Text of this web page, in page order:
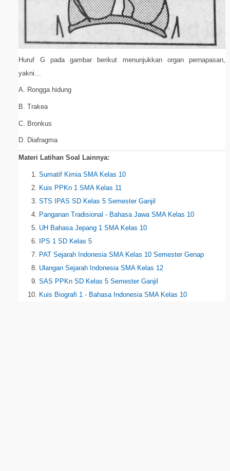
Huruf G pada gambar berikut menunjukkan organ pernapasan,
yakni…
A. Rongga hidung
B. Trakea
C. Bronkus
D. Diafragma
Materi Latihan Soal Lainnya:
Sumatif Kimia SMA Kelas 10
Kuis PPKn 1 SMA Kelas 11
STS IPAS SD Kelas 5 Semester Ganjil
Panganan Tradisional - Bahasa Jawa SMA Kelas 10
UH Bahasa Jepang 1 SMA Kelas 10
IPS 1 SD Kelas 5
PAT Sejarah Indonesia SMA Kelas 10 Semester Genap
Ulangan Sejarah Indonesia SMA Kelas 12
SAS PPKn SD Kelas 5 Semester Ganjil
Kuis Biografi 1 - Bahasa Indonesia SMA Kelas 10